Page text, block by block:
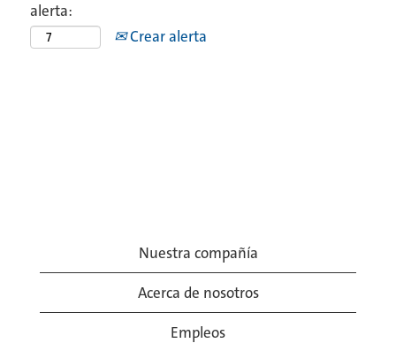
alerta:
Crear alerta
Nuestra compañía
Acerca de nosotros
Empleos